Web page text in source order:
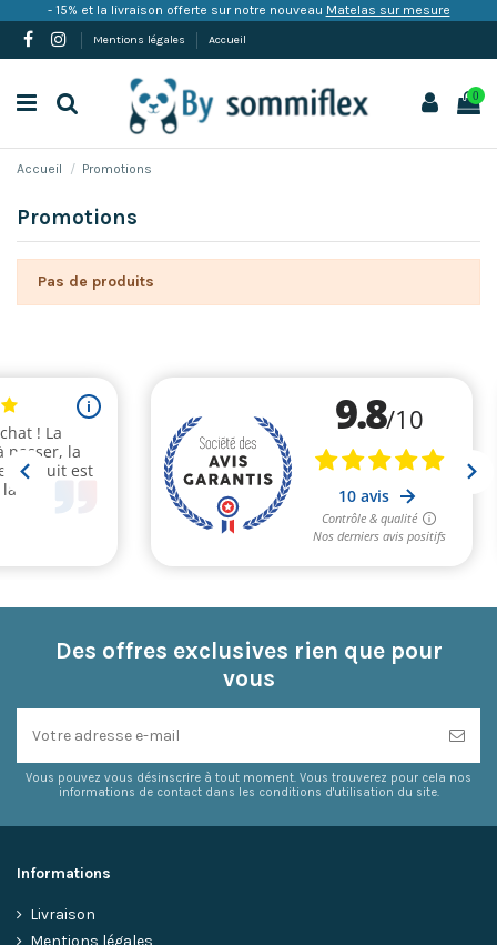
- 15% et la livraison offerte sur notre nouveau Matelas sur mesure
Mentions légales Accueil
0
Accueil Promotions
Promotions
Pas de produits
Des offres exclusives rien que pour
vous
Vous pouvez vous désinscrire à tout moment. Vous trouverez pour cela nos
informations de contact dans les conditions d'utilisation du site.
Informations
Livraison